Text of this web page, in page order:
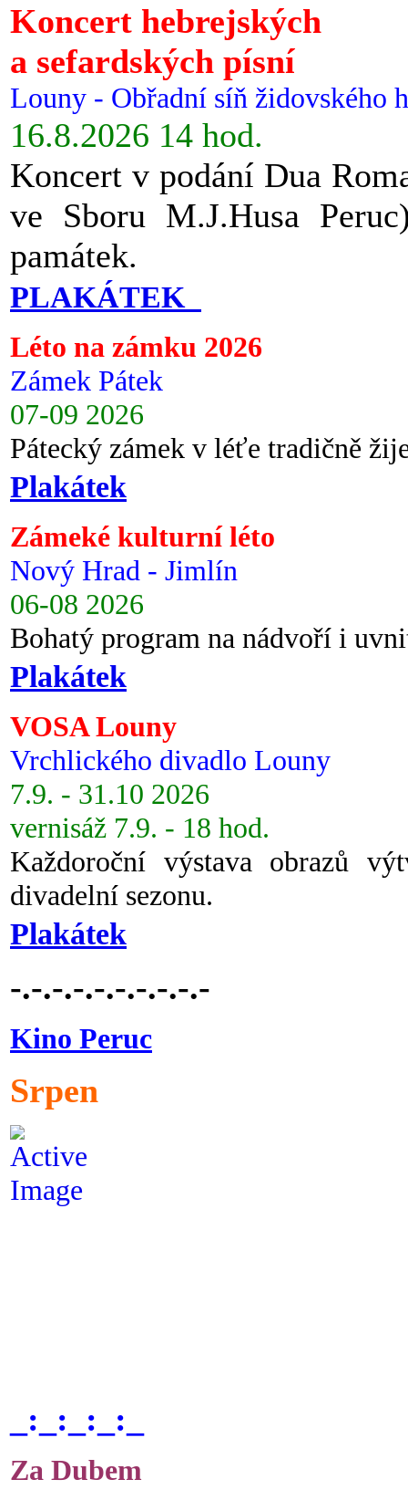
Koncert hebrejských
a sefardských písní
Louny - Obřadní síň židovského
16.8.2026 14 hod.
Koncert v podání Dua
ve Sboru M.J.Husa
památek.
PLAKÁTEK
Léto na zámku 2026
Zámek Pátek
07-09 2026
Pátecký zámek v léťe tradičně
Plakátek
Zámeké kulturní léto
Nový Hrad - Jimlín
06-08 2026
Bohatý program na nádvoří i
Plakátek
VOSA Louny
Vrchlického divadlo Louny
7.9. - 31.10 2026
vernisáž 7.9. - 18 hod.
Každoroční výstava obrazů
divadelní sezonu.
Plakátek
-.-.-.-.-.-.-.-.-.-
Kino Peruc
Srpen
_:_:_:_:_
Za Dubem